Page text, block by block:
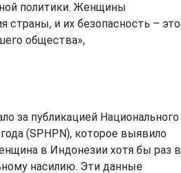
политики. Женщины
страны, и их безопасность – это
общества»,
за публикацией Национального
(SPHPN), которое выявило
в Индонезии хотя бы раз в
насилию. Эти данные